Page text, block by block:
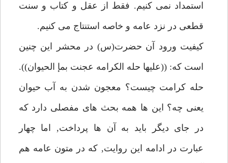
استمداد نمى كنيم. فقط از عقل و كتاب و سنت
قطعى در نزد عامه و خاصه استنتاج مى كنيم.
كيفيت ورود آن حضرت(س) در محشر اين چنين
است كه: ((عليها حله الكرامه عجنت بمإ الحيوان)).
حله كرامت چيست؟ معجون شدن به آب حيوان
يعنى چه؟ اين ها همه بحث هاى مفصلى دارد كه
در جاى ديگر بايد به آن ها پرداخت, اما چهار
عبارت در ادامه اين روايت, كه در متون عامه هم